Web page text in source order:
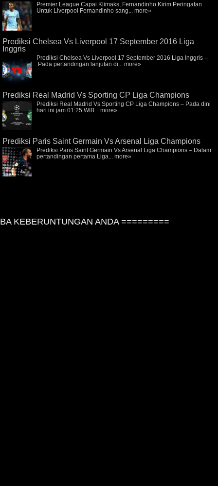
Premier League Capai Klimaks, Fernandinho Kirim Peringatan
Untuk Liverpool Fernandinho sang... more»
Prediksi Chelsea Vs Liverpool 17 September 2016 Liga
Inggris
Prediksi Chelsea Vs Liverpool 17 September 2016 Liga Inggris –
Pada pertandingan lanjutan di... more»
Prediksi Real Madrid Vs Sporting CP Liga Champions
Prediksi Real Madrid Vs Sporting CP Liga Champions – Pada dini
hari ini jam 01:25 WIB... more»
Prediksi Paris Saint Germain Vs Arsenal Liga Champions
Prediksi Paris Saint Germain Vs Arsenal Liga Champions – Dalam
pertandingan pertama Liga... more»
KEBERUNTUNGAN ANDA =========